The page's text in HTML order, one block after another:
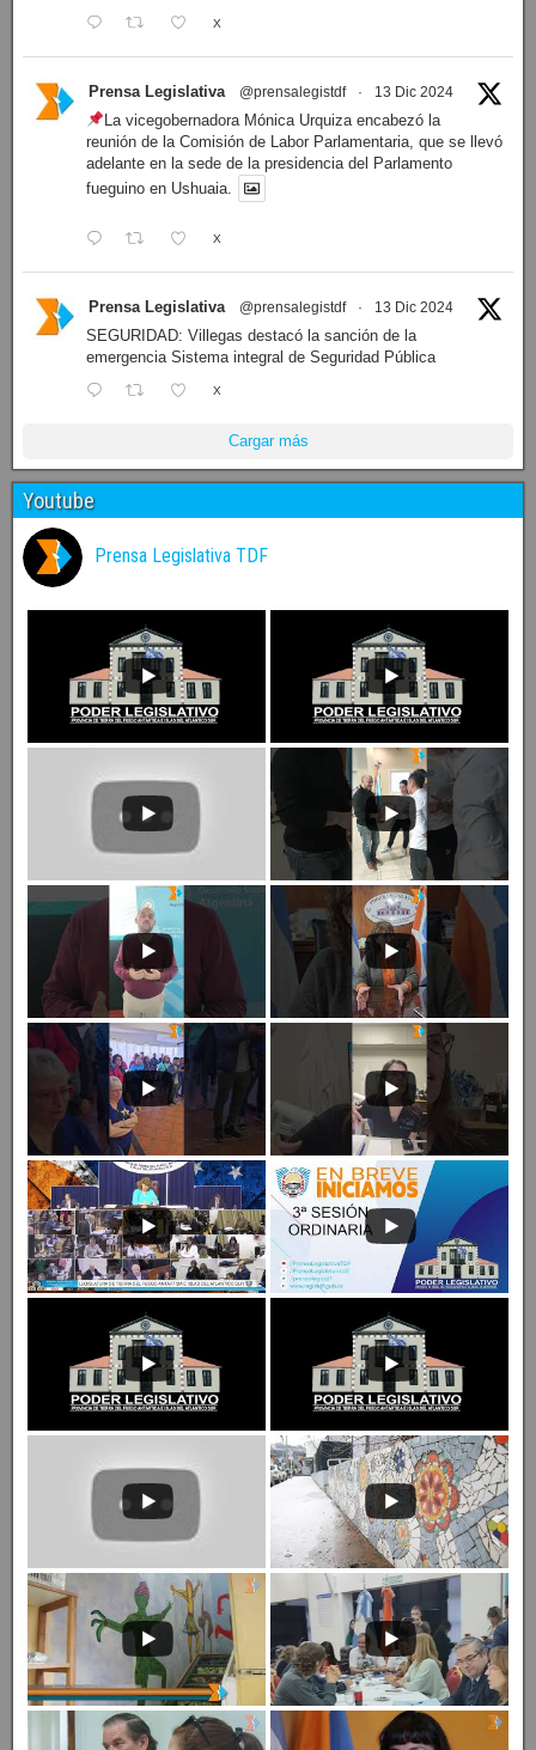
X
Prensa Legislativa @prensalegistdf · 13 Dic 2024
La vicegobernadora Mónica Urquiza encabezó la
reunión de la Comisión de Labor Parlamentaria, que se llevó
adelante en la sede de la presidencia del Parlamento
fueguino en Ushuaia.
X
Prensa Legislativa @prensalegistdf · 13 Dic 2024
SEGURIDAD: Villegas destacó la sanción de la
emergencia Sistema integral de Seguridad Pública
X
Cargar más
Youtube
Prensa Legislativa TDF